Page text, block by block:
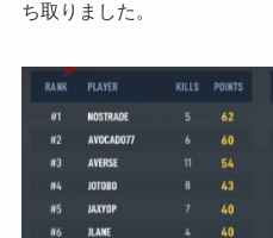
ち取りました。